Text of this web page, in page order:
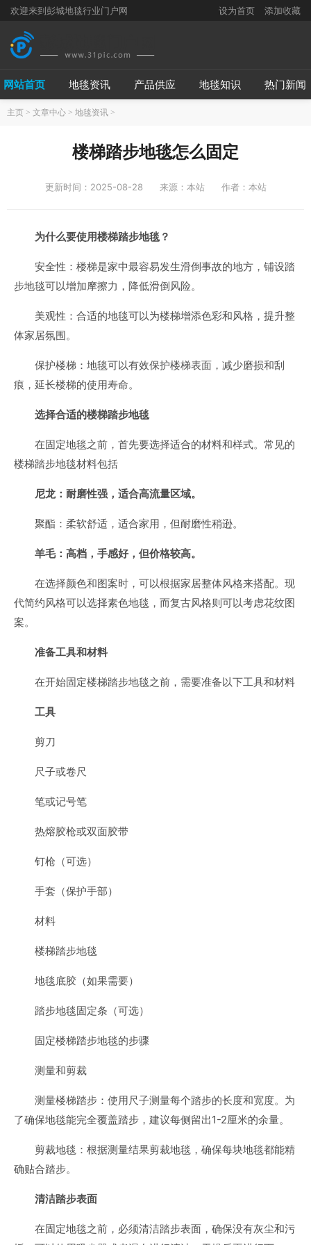
欢迎来到彭城地毯行业门户网 设为首页 添加收藏
网站首页 地毯资讯 产品供应 地毯知识 热门新闻
主页 > 文章中心 > 地毯资讯 >
楼梯踏步地毯怎么固定
更新时间：2025-08-28 来源：本站 作者：本站
为什么要使用楼梯踏步地毯？
安全性：楼梯是家中最容易发生滑倒事故的地方，铺设踏
步地毯可以增加摩擦力，降低滑倒风险。
美观性：合适的地毯可以为楼梯增添色彩和风格，提升整
体家居氛围。
保护楼梯：地毯可以有效保护楼梯表面，减少磨损和刮
痕，延长楼梯的使用寿命。
选择合适的楼梯踏步地毯
在固定地毯之前，首先要选择适合的材料和样式。常见的
楼梯踏步地毯材料包括
尼龙：耐磨性强，适合高流量区域。
聚酯：柔软舒适，适合家用，但耐磨性稍逊。
羊毛：高档，手感好，但价格较高。
在选择颜色和图案时，可以根据家居整体风格来搭配。现
代简约风格可以选择素色地毯，而复古风格则可以考虑花纹图
案。
准备工具和材料
在开始固定楼梯踏步地毯之前，需要准备以下工具和材料
工具
剪刀
尺子或卷尺
笔或记号笔
热熔胶枪或双面胶带
钉枪（可选）
手套（保护手部）
材料
楼梯踏步地毯
地毯底胶（如果需要）
踏步地毯固定条（可选）
固定楼梯踏步地毯的步骤
测量和剪裁
测量楼梯踏步：使用尺子测量每个踏步的长度和宽度。为
了确保地毯能完全覆盖踏步，建议每侧留出1-2厘米的余量。
剪裁地毯：根据测量结果剪裁地毯，确保每块地毯都能精
确贴合踏步。
清洁踏步表面
在固定地毯之前，必须清洁踏步表面，确保没有灰尘和污